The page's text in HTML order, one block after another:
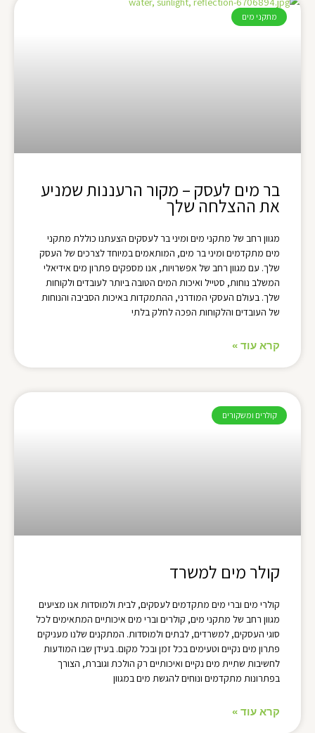
מתקני מים
בר מים לעסק – מקור הרעננות שמניע
את ההצלחה שלך
מגוון רחב של מתקני מים ומיני בר לעסקים הצעתנו כוללת מתקני
מים מתקדמים ומיני בר מים, המותאמים במיוחד לצרכים של העסק
שלך. עם מגוון רחב של אפשרויות, אנו מספקים פתרון מים אידיאלי
המשלב נוחות, סטייל ואיכות המים הטובה ביותר לעובדים ולקוחות
שלך. בעולם העסקי המודרני, ההתמקדות באיכות הסביבה והנוחות
של העובדים והלקוחות הפכה לחלק בלתי
קרא עוד »
קולרים ומשקורים
קולר מים למשרד
קולרי מים וברי מים מתקדמים לעסקים, לבית ולמוסדות אנו מציעים
מגוון רחב של מתקני מים, קולרים וברי מים איכותיים המתאימים לכל
סוגי העסקים, למשרדים, לבתים ולמוסדות. המתקנים שלנו מעניקים
פתרון מים נקיים וטעימים בכל זמן ובכל מקום. בעידן שבו המודעות
לחשיבות שתיית מים נקיים ואיכותיים רק הולכת וגוברת, הצורך
בפתרונות מתקדמים ונוחים להגשת מים במגוון
קרא עוד »